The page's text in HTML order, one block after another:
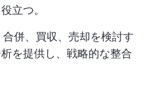
立つ。
合併、買収、売却を検討す
を提供し、戦略的な整合